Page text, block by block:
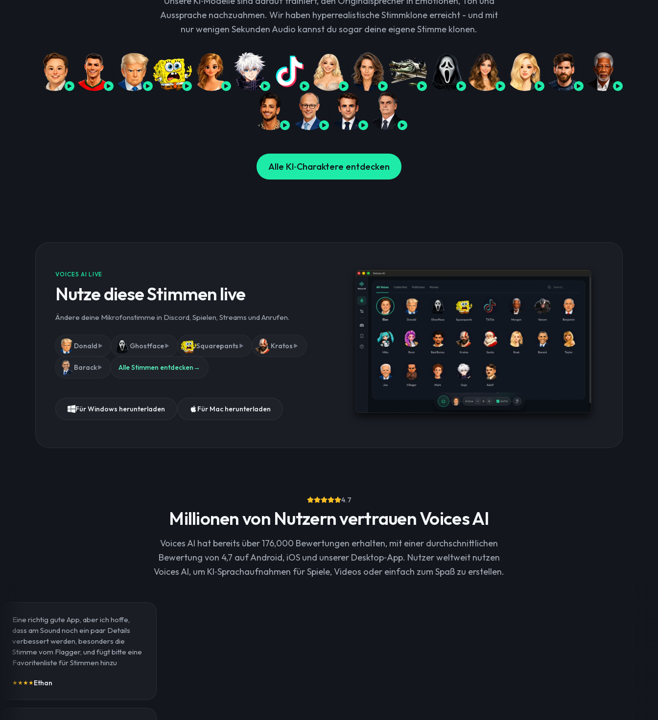
Aussprache nachzuahmen. Wir haben hyperrealistische Stimmklone erreicht - und mit
nur wenigen Sekunden Audio kannst du sogar deine eigene Stimme klonen.
Alle KI‑Charaktere entdecken
VOICES AI LIVE
Nutze diese Stimmen live
Ändere deine Mikrofonstimme in Discord, Spielen, Streams und Anrufen.
Donald Ghostface Squarepants Kratos
Barack Alle Stimmen entdecken→
Für Windows herunterladen Für Mac herunterladen
4.7
Millionen von Nutzern vertrauen Voices AI
Voices AI hat bereits über 176,000 Bewertungen erhalten, mit einer durchschnittlichen
Bewertung von 4,7 auf Android, iOS und unserer Desktop‑App. Nutzer weltweit nutzen
Voices AI, um KI‑Sprachaufnahmen für Spiele, Videos oder einfach zum Spaß zu erstellen.
Eine richtig gute App, aber ich hoffe,
dass am Sound noch ein paar Details
verbessert werden, besonders die
Stimme vom Flagger, und fügt bitte eine
Favoritenliste für Stimmen hinzu
★★★★Ethan